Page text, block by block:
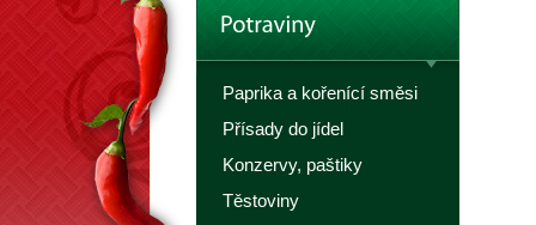
Paprika a kořenící směsi
Přísady do jídel
Konzervy, paštiky
Těstoviny